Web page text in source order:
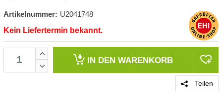
Artikelnummer: U2041748
Kein Liefertermin bekannt.
IN DEN WARENKORB
Teilen